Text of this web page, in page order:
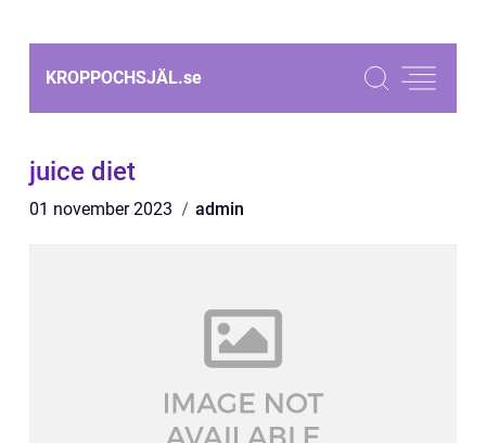
KROPPOCHSJÄL.se
juice diet
01 november 2023 admin